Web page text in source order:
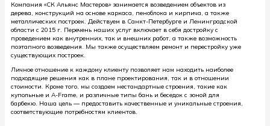
Компания «СК Альянс Мастеров» занимается возведением объектов из
дерева, конструкций на основе каркаса, пеноблока и кирпича, а также
металлических построек. Действуем в Санкт-Петербурге и Ленинградской
области с 2015 г. Перечень наших услуг включает в себя достройку с
проведением как внутренних, так и внешних работ, а также возможность
поэтапного возведения. Мы также осуществляем ремонт и перестройку уже
существующих построек.
Личное отношение к каждому клиенту позволяет нам находить наиболее
подходящие решения как в плане проектирования, так и в отношении
стоимости. Кроме того, мы создаем нестандартные строения, такие как
купольные и A-Frame, и различные типы бань и беседок с зоной для
барбекю. Наша цель — предоставить качественные и уникальные строения,
соответствующие потребностям клиентов.